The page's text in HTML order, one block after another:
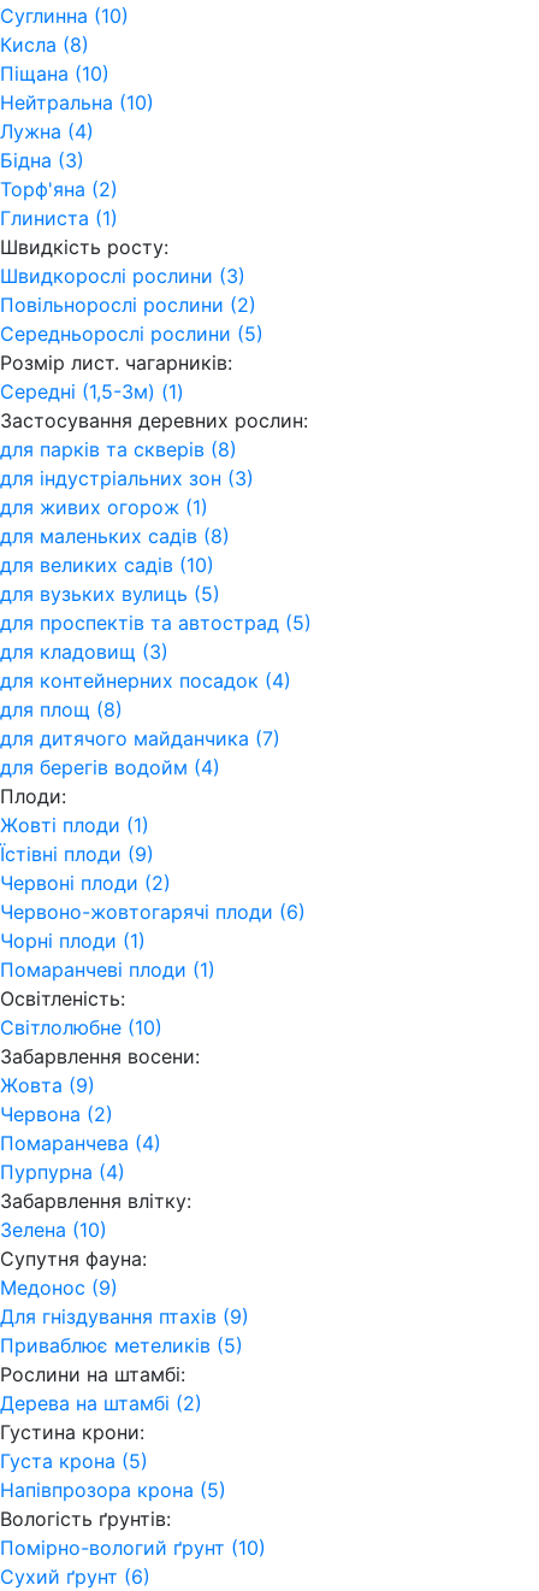
Суглинна (10)
Кисла (8)
Піщана (10)
Нейтральна (10)
Лужна (4)
Бідна (3)
Торф'яна (2)
Глиниста (1)
Швидкість росту:
Швидкорослі рослини (3)
Повільнорослі рослини (2)
Середньорослі рослини (5)
Розмір лист. чагарників:
Середні (1,5-3м) (1)
Застосування деревних рослин:
для парків та скверів (8)
для індустріальних зон (3)
для живих огорож (1)
для маленьких садів (8)
для великих садів (10)
для вузьких вулиць (5)
для проспектів та автострад (5)
для кладовищ (3)
для контейнерних посадок (4)
для площ (8)
для дитячого майданчика (7)
для берегів водойм (4)
Плоди:
Жовті плоди (1)
Їстівні плоди (9)
Червоні плоди (2)
Червоно-жовтогарячі плоди (6)
Чорні плоди (1)
Помаранчеві плоди (1)
Освітленість:
Світлолюбне (10)
Забарвлення восени:
Жовта (9)
Червона (2)
Помаранчева (4)
Пурпурна (4)
Забарвлення влітку:
Зелена (10)
Супутня фауна:
Медонос (9)
Для гніздування птахів (9)
Приваблює метеликів (5)
Рослини на штамбі:
Дерева на штамбі (2)
Густина крони:
Густа крона (5)
Напівпрозора крона (5)
Вологість ґрунтів:
Помірно-вологий ґрунт (10)
Сухий ґрунт (6)